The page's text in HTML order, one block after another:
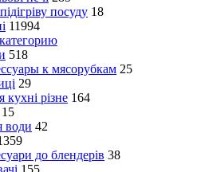
посуду 18
11994
518
к мясорубкам 25
29
кухні різне 164
15
води 42
до блендерів 38
155